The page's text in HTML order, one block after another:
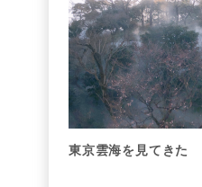
東京雲海を見てきた